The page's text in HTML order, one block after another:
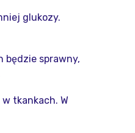
glukozy.
będzie sprawny,
tkankach. W